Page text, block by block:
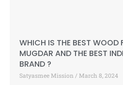
WHICH IS THE BEST WOOD
MUGDAR AND THE BEST
BRAND ?
Satyasmee Mission March 8, 2024